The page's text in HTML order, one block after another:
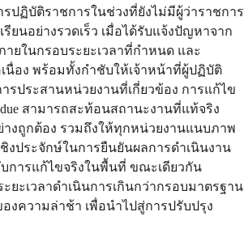
รปฏิบัติราชการในช่วงที่ยังไม่มีผู้ว่าราชการ
ยนอย่างรวดเร็ว เมื่อได้รับแจ้งปัญหาจาก
ยในกรอบระยะเวลาที่กำหนด และ
นื่อง พร้อมทั้งกำชับให้เจ้าหน้าที่ผู้ปฏิบัติ
ประสานหน่วยงานที่เกี่ยวข้อง การแก้ไข
สามารถสะท้อนสถานะงานที่แท้จริง
งถูกต้อง รวมถึงให้ทุกหน่วยงานแนบภาพ
งประจักษ์ในการยืนยันผลการดำเนินงาน
การแก้ไขจริงในพื้นที่ ขณะเดียวกัน
ะเวลาดำเนินการเกินกว่ากรอบมาตรฐาน
งความล่าช้า เพื่อนำไปสู่การปรับปรุง